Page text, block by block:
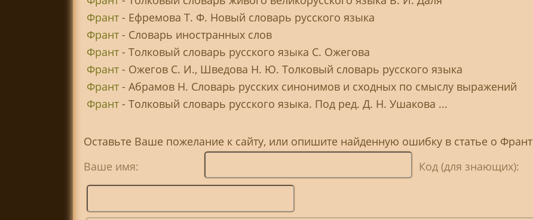
Франт- Ефремова Т. Ф. Новый словарь русского языка
Франт- Словарь иностранных слов
Франт- Толковый словарь русского языка С. Ожегова
Франт- Ожегов С. И., Шведова Н. Ю. Толковый словарь русского языка
Франт- Абрамов Н. Словарь русских синонимов и сходных по смыслу выражений
Франт- Толковый словарь русского языка. Под ред. Д. Н. Ушакова ...
Оставьте Ваше пожелание к сайту, или опишите найденную ошибку в статье о Франт
Ваше имя:
Код (для знающих):